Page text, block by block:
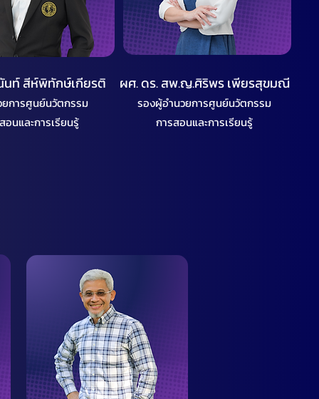
นท์ สีห์พิทักษ์เกียรติ
การศูนย์นวัตกรรม
อนและการเรียนรู้
ผศ. ดร. สพ.ญ.ศิริพร เพียรสุขมณี
รองผู้อำนวยการศูนย์นวัตกรรม
การสอนและการเรียนรู้